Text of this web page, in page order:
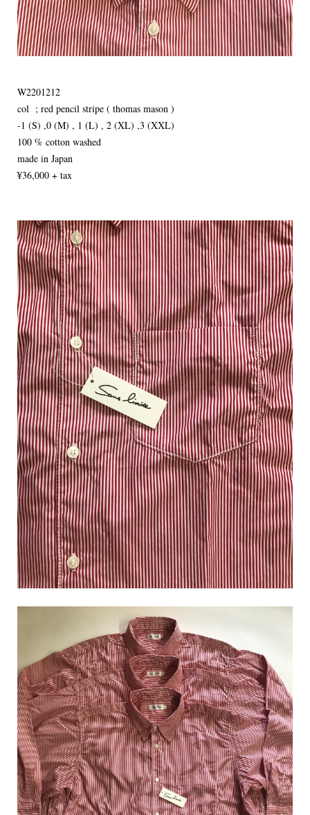
W2201212
col ; red pencil stripe ( thomas mason )
-1 (S) ,0 (M) , 1 (L) , 2 (XL) ,3 (XXL)
100 % cotton washed
made in Japan
¥36,000 + tax